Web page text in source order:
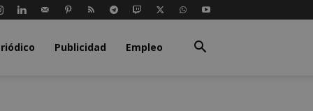
Publicidad Empleo